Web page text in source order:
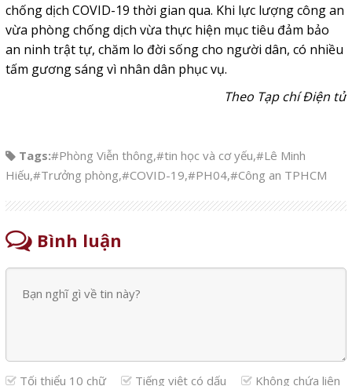
chống dịch COVID-19 thời gian qua. Khi lực lượng công an
vừa phòng chống dịch vừa thực hiện mục tiêu đảm bảo
an ninh trật tự, chăm lo đời sống cho người dân, có nhiều
tấm gương sáng vì nhân dân phục vụ.
Theo Tạp chí Điện tử
Tags:#Phòng Viễn thông,#tin học và cơ yếu,#Lê Minh
Hiếu,#Trưởng phòng,#COVID-19,#PH04,#Công an TPHCM
Bình luận
Tối thiểu 10 chữ Tiếng việt có dấu
Không chứa liên